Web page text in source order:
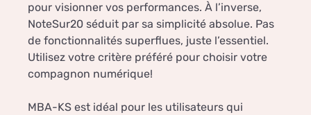
pour visionner vos performances. À l’inverse,
NoteSur20 séduit par sa simplicité absolue. Pas
de fonctionnalités superflues, juste l’essentiel.
Utilisez votre critère préféré pour choisir votre
compagnon numérique!
MBA-KS est idéal pour les utilisateurs qui